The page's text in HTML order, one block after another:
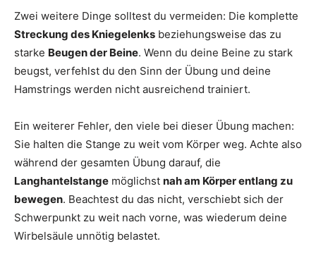
Zwei weitere Dinge solltest du vermeiden: Die komplette
Streckung des Kniegelenks beziehungsweise das zu
starke Beugen der Beine. Wenn du deine Beine zu stark
beugst, verfehlst du den Sinn der Übung und deine
Hamstrings werden nicht ausreichend trainiert.
Ein weiterer Fehler, den viele bei dieser Übung machen:
Sie halten die Stange zu weit vom Körper weg. Achte also
während der gesamten Übung darauf, die
Langhantelstange möglichst nah am Körper entlang zu
bewegen. Beachtest du das nicht, verschiebt sich der
Schwerpunkt zu weit nach vorne, was wiederum deine
Wirbelsäule unnötig belastet.